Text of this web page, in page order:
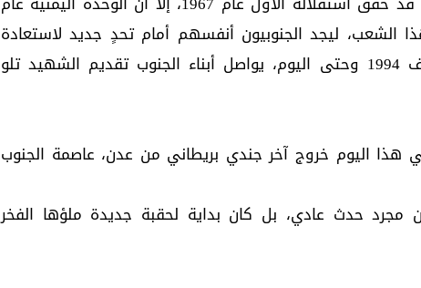
هذا الشعب، ليجد الجنوبيون أنفسهم أمام تحدٍ جديد لاستعادة
دولتهم وهويتهم، ومنذ حرب صيف 1994 وحتى اليوم، يواصل أبناء الجنوب تقديم الشهيد تلو
هذا اليوم خروج آخر جندي بريطاني من عدن، عاصمة الجنوب
مجرد حدث عادي، بل كان بداية لحقبة جديدة ملؤها الفخر